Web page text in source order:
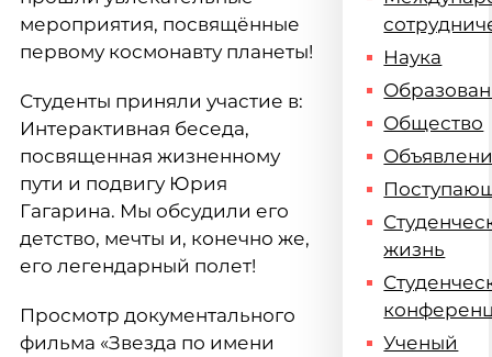
мероприятия, посвящённые
первому космонавту планеты!
Студенты приняли участие в:
Интерактивная беседа,
посвященная жизненному
пути и подвигу Юрия
Гагарина. Мы обсудили его
детство, мечты и, конечно же,
его легендарный полет!
Просмотр документального
фильма «Звезда по имени
Наука
Общество
жизнь
Ученый